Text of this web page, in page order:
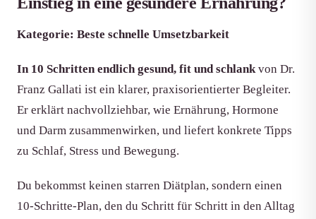
Kategorie: Beste schnelle Umsetzbarkeit
In 10 Schritten endlich gesund, fit und schlankvon Dr.
Franz Gallati ist ein klarer, praxisorientierter Begleiter.
Er erklärt nachvollziehbar, wie Ernährung, Hormone
und Darm zusammenwirken, und liefert konkrete Tipps
zu Schlaf, Stress und Bewegung.
Du bekommst keinen starren Diätplan, sondern einen
10-Schritte-Plan, den du Schritt für Schritt in den Alltag